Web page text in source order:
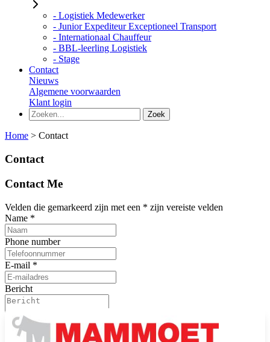
- Logistiek Medewerker
- Junior Expediteur Exceptioneel Transport
- Internationaal Chauffeur
- BBL-leerling Logistiek
- Stage
Contact
Nieuws
Algemene voorwaarden
Klant login
Home > Contact
Contact
Contact Me
Velden die gemarkeerd zijn met een * zijn vereiste velden
Name *
Phone number
E-mail *
Bericht
Als je een persoon bent die dit veld ziet, laat je het leeg.